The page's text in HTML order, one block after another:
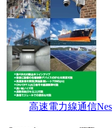
高速電力線通信